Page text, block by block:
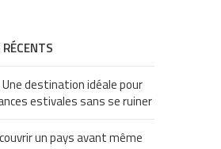
Une destination idéale pour
estivales sans se ruiner
un pays avant même